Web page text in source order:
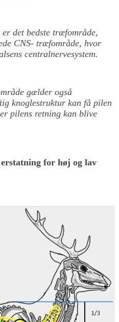
det bedste træfområde,
CNS- træfområde, hvor
centralnervesystem.
gælder også
knoglestruktur kan få pilen
pilens retning kan blive
for høj og lav